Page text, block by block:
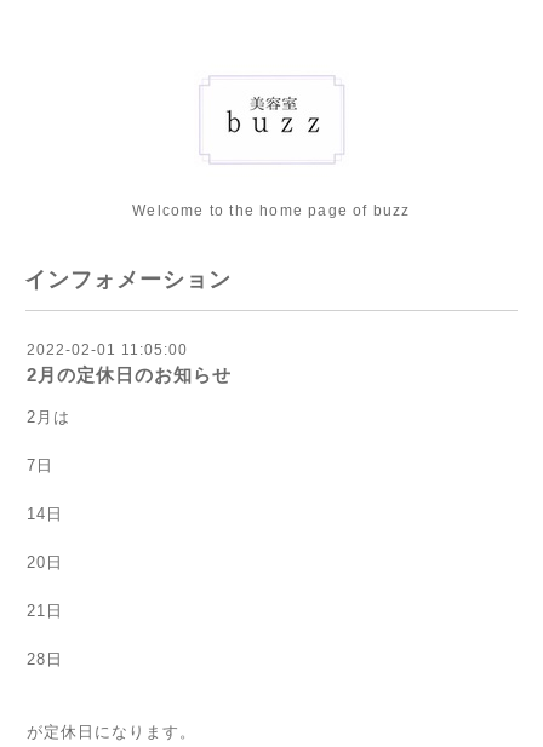
Welcome to the home page of buzz
インフォメーション
2022-02-01 11:05:00
2月の定休日のお知らせ
2月は
7日
14日
20日
21日
28日
が定休日になります。